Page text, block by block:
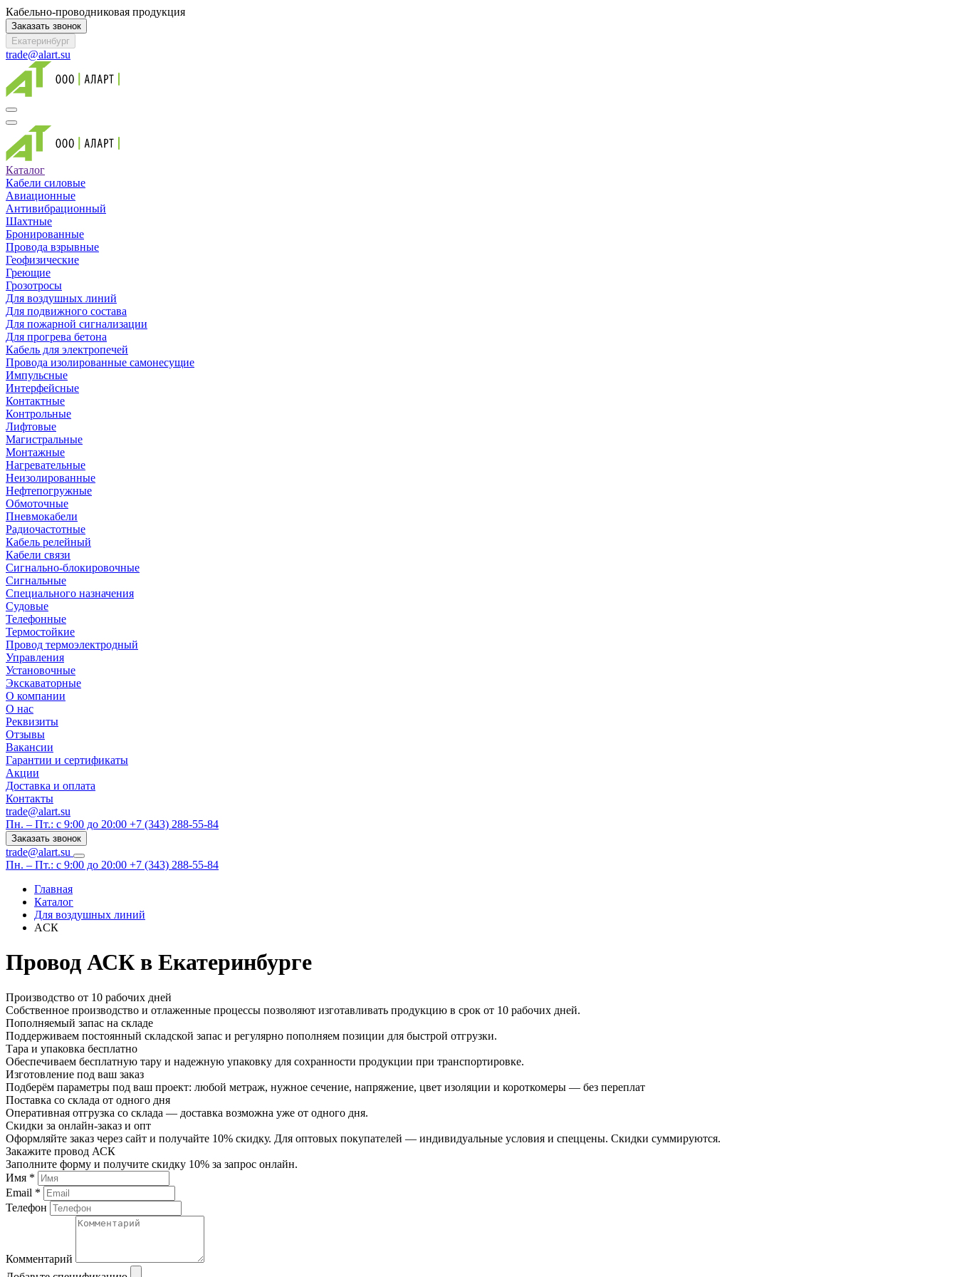
Кабельно-проводниковая продукция
Заказать звонок
Екатеринбург
trade@alart.su
Каталог
Кабели силовые
Авиационные
Антивибрационный
Шахтные
Бронированные
Провода взрывные
Геофизические
Греющие
Грозотросы
Для воздушных линий
Для подвижного состава
Для пожарной сигнализации
Для прогрева бетона
Кабель для электропечей
Провода изолированные самонесущие
Импульсные
Интерфейсные
Контактные
Контрольные
Лифтовые
Магистральные
Монтажные
Нагревательные
Неизолированные
Нефтепогружные
Обмоточные
Пневмокабели
Радиочастотные
Кабель релейный
Кабели связи
Сигнально-блокировочные
Сигнальные
Специального назначения
Судовые
Телефонные
Термостойкие
Провод термоэлектродный
Управления
Установочные
Экскаваторные
О компании
О нас
Реквизиты
Отзывы
Вакансии
Гарантии и сертификаты
Акции
Доставка и оплата
Контакты
trade@alart.su
Пн. – Пт.: с 9:00 до 20:00 +7 (343) 288-55-84
Заказать звонок
trade@alart.su
Пн. – Пт.: с 9:00 до 20:00 +7 (343) 288-55-84
Главная
Каталог
Для воздушных линий
АСК
Провод АСК в Екатеринбурге
Производство от 10 рабочих дней
Собственное производство и отлаженные процессы позволяют изготавливать продукцию в срок от 10 рабочих дней.
Пополняемый запас на складе
Поддерживаем постоянный складской запас и регулярно пополняем позиции для быстрой отгрузки.
Тара и упаковка бесплатно
Обеспечиваем бесплатную тару и надежную упаковку для сохранности продукции при транспортировке.
Изготовление под ваш заказ
Подберём параметры под ваш проект: любой метраж, нужное сечение, напряжение, цвет изоляции и короткомеры — без переплат
Поставка со склада от одного дня
Оперативная отгрузка со склада — доставка возможна уже от одного дня.
Скидки за онлайн-заказ и опт
Оформляйте заказ через сайт и получайте 10% скидку. Для оптовых покупателей — индивидуальные условия и спеццены. Скидки суммируются.
Закажите провод АСК
Заполните форму и получите скидку 10% за запрос онлайн.
Имя *
Email *
Телефон
Комментарий